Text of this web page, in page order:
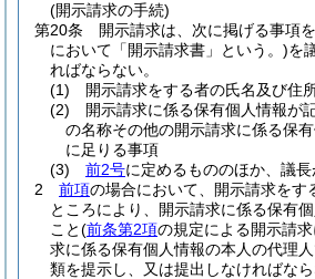
(開示請求の手続)
第20条
開示請求は、次に掲げる事項
において「開示請求書」という。)を
ればならない。
(1)
開示請求をする者の氏名及び住
(2)
開示請求に係る保有個人情報が
の名称その他の開示請求に係る保
に足りる事項
(3)
前2号に定めるもののほか、議
2
前項の場合において、開示請求をす
ところにより、開示請求に係る保有
こと(前条第2項の規定による開示請
求に係る保有個人情報の本人の代理
類を提示し、又は提出しなければなら